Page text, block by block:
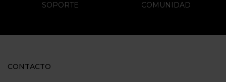
SOPORTE COMUNIDAD
CONTACTO